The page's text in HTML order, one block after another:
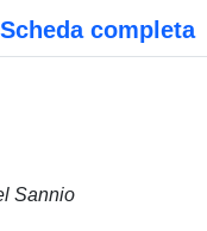
Scheda completa
Sannio